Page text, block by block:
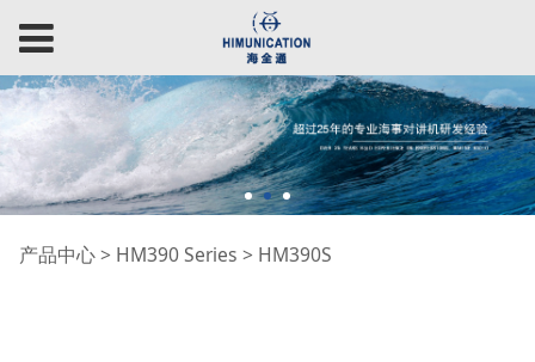
HM390S
产品中心> HM390 Series > HM390S